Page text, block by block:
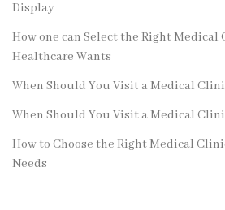
Display
How one can Select the Right Medical
Healthcare Wants
When Should You Visit a Medical
When Should You Visit a Medical
How to Choose the Right Medical
Needs